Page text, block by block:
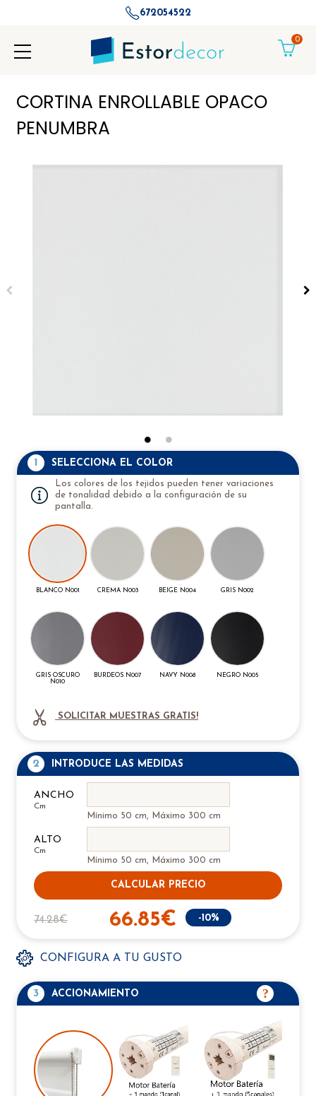
672054522
0
CORTINA ENROLLABLE OPACO
PENUMBRA
1 SELECCIONA EL COLOR
Los colores de los tejidos pueden tener variaciones
de tonalidad debido a la configuración de su
pantalla.
BLANCO N001 CREMA N003 BEIGE N004 GRIS N002
GRIS OSCURO
N010
BURDEOS N007 NAVY N008 NEGRO N005
SOLICITAR MUESTRAS GRATIS!
2 INTRODUCE LAS MEDIDAS
ANCHO
Cm
Mínimo 50 cm, Máximo 300 cm
ALTO
Cm
Mínimo 50 cm, Máximo 300 cm
CALCULAR PRECIO
74.28€ 66.85€ -10%
CONFIGURA A TU GUSTO
3 ACCIONAMIENTO